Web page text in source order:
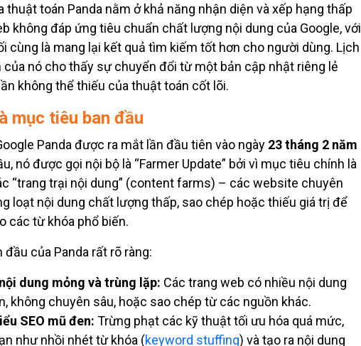
thuật toán Panda nằm ở khả năng nhận diện và xếp hạng thấp
không đáp ứng tiêu chuẩn chất lượng nội dung của Google, với
cùng là mang lại kết quả tìm kiếm tốt hơn cho người dùng. Lịch
của nó cho thấy sự chuyển đổi từ một bản cập nhật riêng lẻ
không thể thiếu của thuật toán cốt lõi.
mục tiêu ban đầu
Panda được ra mắt lần đầu tiên vào ngày 23 tháng 2 năm
nó được gọi nội bộ là “Farmer Update” bởi vì mục tiêu chính là
“trang trại nội dung” (content farms) – các website chuyên
loạt nội dung chất lượng thấp, sao chép hoặc thiếu giá trị để
các từ khóa phổ biến.
đầu của Panda rất rõ ràng:
dung mỏng và trùng lặp: Các trang web có nhiều nội dung
không chuyên sâu, hoặc sao chép từ các nguồn khác.
SEO mũ đen: Trừng phạt các kỹ thuật tối ưu hóa quá mức,
như nhồi nhét từ khóa (keyword stuffing) và tạo ra nội dung